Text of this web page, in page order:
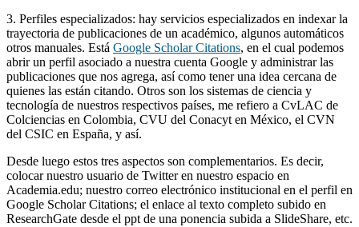
3. Perfiles especializados: hay servicios especializados en indexar la
trayectoria de publicaciones de un académico, algunos automáticos
otros manuales. Está Google Scholar Citations, en el cual podemos
abrir un perfil asociado a nuestra cuenta Google y administrar las
publicaciones que nos agrega, así como tener una idea cercana de
quienes las están citando. Otros son los sistemas de ciencia y
tecnología de nuestros respectivos países, me refiero a CvLAC de
Colciencias en Colombia, CVU del Conacyt en México, el CVN
del CSIC en España, y así.
Desde luego estos tres aspectos son complementarios. Es decir,
colocar nuestro usuario de Twitter en nuestro espacio en
Academia.edu; nuestro correo electrónico institucional en el perfil en
Google Scholar Citations; el enlace al texto completo subido en
ResearchGate desde el ppt de una ponencia subida a SlideShare, etc.